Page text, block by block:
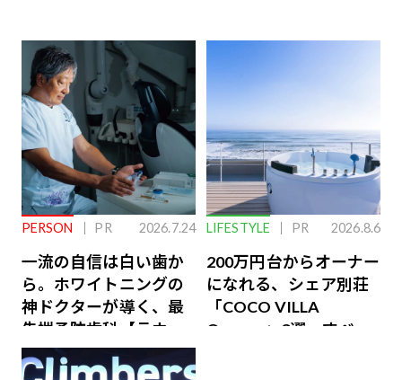
PERSON PR 2026.7.24
一流の自信は白い歯か
ら。ホワイトニングの
神ドクターが導く、最
先端予防歯科【ラウン
ジ会員特典あり】
LIFESTYLE PR 2026.8.6
200万円台からオーナー
になれる、シェア別荘
「COCO VILLA
Owners」3選。すべて